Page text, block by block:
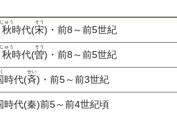
ゅう
時代(宋
そう
) ・前8～前5世紀
ゅう
時代(曽
そう
) ・前8～前5世紀
時代(斉
せい
) ・前5～前3世紀
時代(秦)前5～前4世紀頃